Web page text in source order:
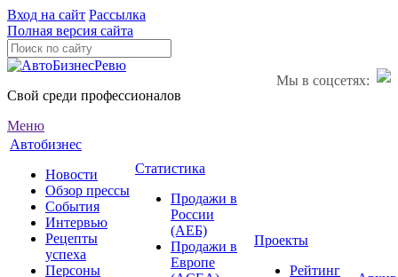
Вход на сайт Рассылка
Полная версия сайта
Мы в соцсетях:
Свой среди профессионалов
Меню
Автобизнес
Новости
Обзор прессы
События
Интервью
Рецепты
успеха
Персоны
Статистика
Продажи в
России
(АЕБ)
Продажи в
Европе
Проекты
Рейтинг